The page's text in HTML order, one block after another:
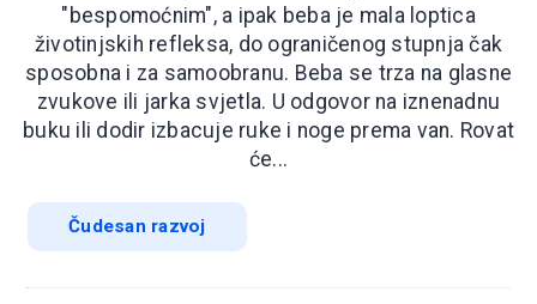
"bespomoćnim", a ipak beba je mala loptica
životinjskih refleksa, do ograničenog stupnja čak
sposobna i za samoobranu. Beba se trza na glasne
zvukove ili jarka svjetla. U odgovor na iznenadnu
buku ili dodir izbacuje ruke i noge prema van. Rovat
će...
Čudesan razvoj